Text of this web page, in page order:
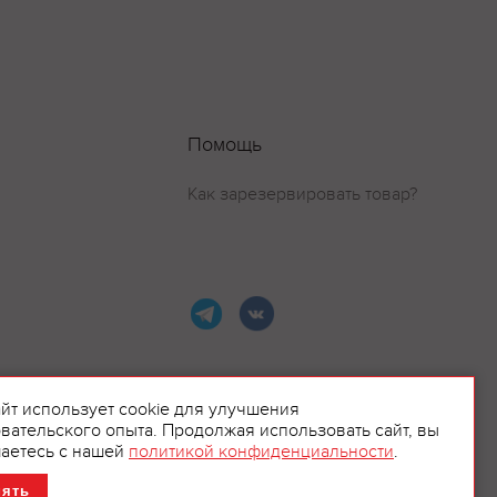
Помощь
Как зарезервировать товар?
использует cookie для улучшения
опыта. Продолжая использовать сайт, вы
с нашей политикой конфиденциальности.